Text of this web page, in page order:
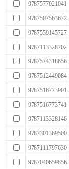
9787577021041
9787507563672
9787559145727
9787113328702
9787574318656
9787512449084
9787516773901
9787516773741
9787113328146
9787301369500
9787111797630
9787040659856